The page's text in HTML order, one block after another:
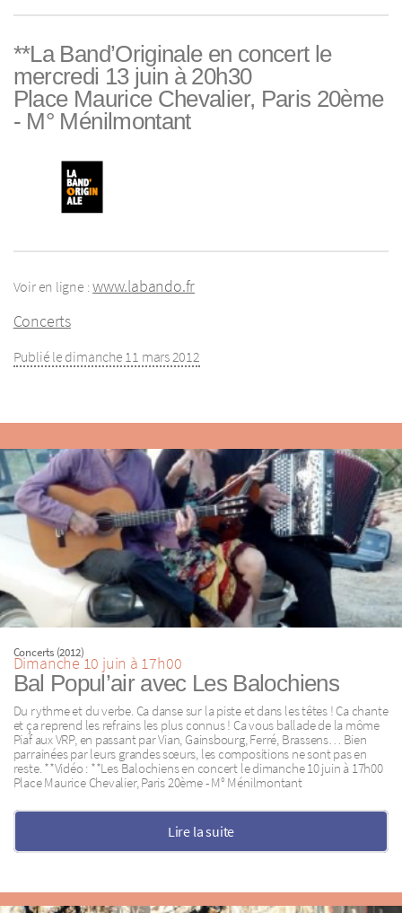
**La Band’Originale en concert le
mercredi 13 juin à 20h30
Place Maurice Chevalier, Paris 20ème
- M° Ménilmontant
Voir en ligne :www.labando.fr
Concerts
Publié le dimanche 11 mars 2012
Concerts (2012)
Dimanche 10 juin à 17h00
Bal Popul’air avec Les Balochiens
Du rythme et du verbe. Ca danse sur la piste et dans les têtes ! Ca chante
et ça reprend les refrains les plus connus ! Ca vous ballade de la môme
Piaf aux VRP, en passant par Vian, Gainsbourg, Ferré, Brassens… Bien
parrainées par leurs grandes sœurs, les compositions ne sont pas en
reste. **Vidéo : **Les Balochiens en concert le dimanche 10 juin à 17h00
Place Maurice Chevalier, Paris 20ème - M° Ménilmontant
Lire la suite